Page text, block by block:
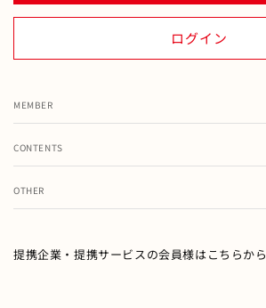
ログイン
MEMBER
注文履歴
メールマガジン
CONTENTS
て
OTHER
ご利用ガイド
提携企業・提携サービスの会員様はこちらから